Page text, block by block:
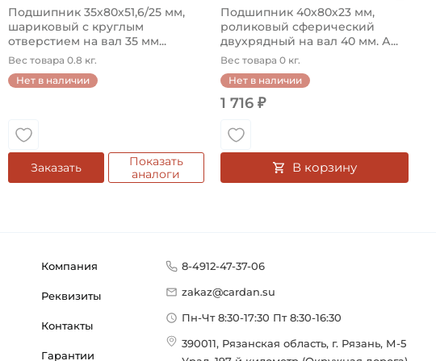
Подшипник 35х80х51,6/25 мм,
шариковый с круглым
отверстием на вал 35 мм...
Вес товара 0.8 кг.
Нет в наличии
Заказать
Показать
аналоги
Подшипник 40х80х23 мм,
роликовый сферический
двухрядный на вал 40 мм. А...
Вес товара 0 кг.
Нет в наличии
1 716 ₽
В корзину
Компания
Реквизиты
Контакты
Гарантии
8-4912-47-37-06
zakaz@cardan.su
Пн-Чт 8:30-17:30 Пт 8:30-16:30
390011, Рязанская область, г. Рязань, М-5